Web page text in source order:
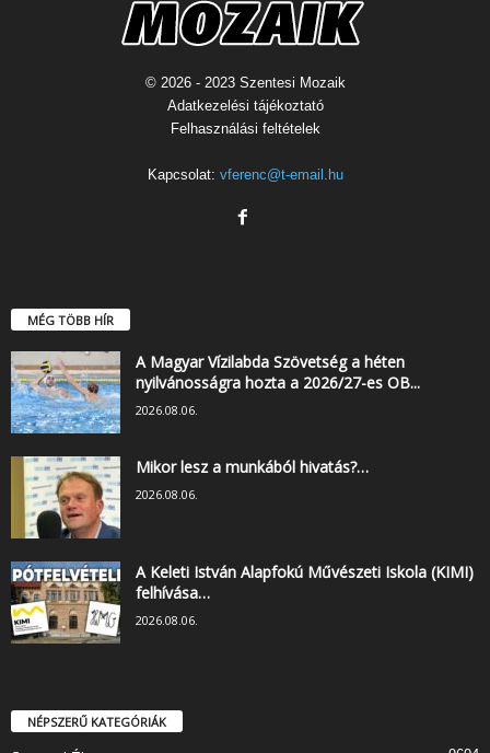
© 2026 - 2023 Szentesi Mozaik
Adatkezelési tájékoztató
Felhasználási feltételek
Kapcsolat: vferenc@t-email.hu
MÉG TÖBB HÍR
A Magyar Vízilabda Szövetség a héten
nyilvánosságra hozta a 2026/27-es OB...
2026.08.06.
Mikor lesz a munkából hivatás?…
2026.08.06.
A Keleti István Alapfokú Művészeti Iskola (KIMI)
felhívása…
2026.08.06.
NÉPSZERŰ KATEGÓRIÁK